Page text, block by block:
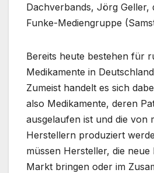
Dachverbands, Jörg Geller,
Funke-Mediengruppe
Bereits heute bestehen für
Medikamente in
Zumeist handelt es sich
also Medikamente, deren
ausgelaufen ist und die von
Herstellern produziert
müssen Hersteller, die
Markt bringen oder im